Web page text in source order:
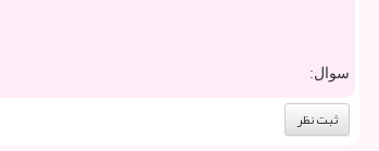
سوال: